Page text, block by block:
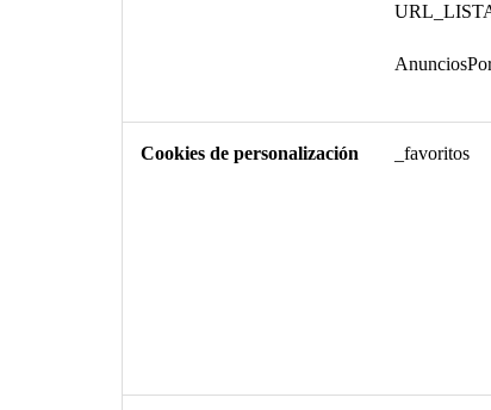
Cookies de personalización _favoritos